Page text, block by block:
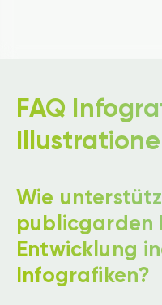
FAQ
Wie
publicgarden
Entwicklung
Infografiken?